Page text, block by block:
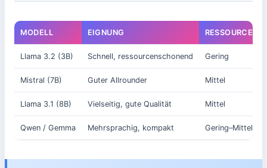
MODELL EIGNUNG RESSOURCEN
Llama 3.2 (3B) Schnell, ressourcenschonend Gering
Mistral (7B) Guter Allrounder Mittel
Llama 3.1 (8B) Vielseitig, gute Qualität Mittel
Qwen / Gemma Mehrsprachig, kompakt Gering–Mittel